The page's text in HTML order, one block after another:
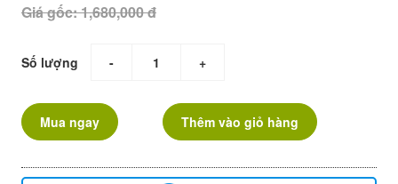
Giá gốc: 1,680,000 đ
Số lượng - +
Mua ngay Thêm vào giỏ hàng